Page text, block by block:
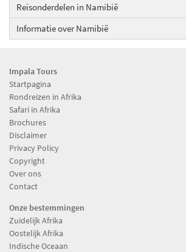
Reisonderdelen in Namibië
Informatie over Namibië
Impala Tours
Startpagina
Rondreizen in Afrika
Safari in Afrika
Brochures
Disclaimer
Privacy Policy
Copyright
Over ons
Contact
Onze bestemmingen
Zuidelijk Afrika
Oostelijk Afrika
Indische Oceaan